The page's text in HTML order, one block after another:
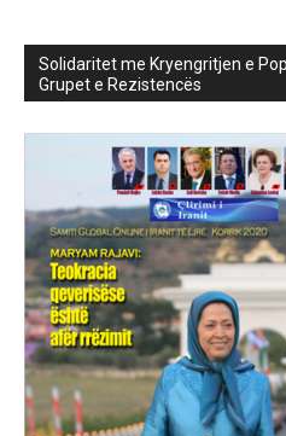
Solidaritet me Kryengritjen e
Grupet e Rezistencës